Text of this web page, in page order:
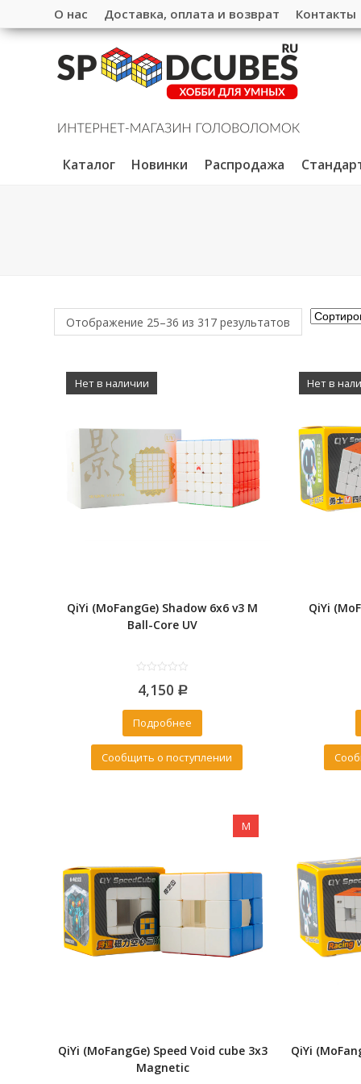
О нас Доставка, оплата и возврат Контакты
Каталог Новинки Распродажа
Отображение 25–36 из 317 результатов
Нет в наличии
QiYi (MoFangGe) Shadow 6x6 v3 M
Ball-Core UV
out
5
4,150 Р
Подробнее
Сообщить о поступлении
Нет в
QiYi
M
QiYi (MoFangGe) Speed Void cube 3x3
Magnetic
QiYi